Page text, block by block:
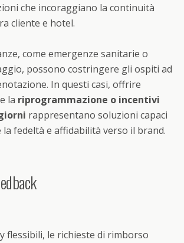
che incoraggiano la continuità
cliente e hotel.
come emergenze sanitarie o
possono costringere gli ospiti ad
In questi casi, offrire
la riprogrammazione o incentivi
rappresentano soluzioni capaci
fedeltà e affidabilità verso il brand.
flessibili, le richieste di rimborso